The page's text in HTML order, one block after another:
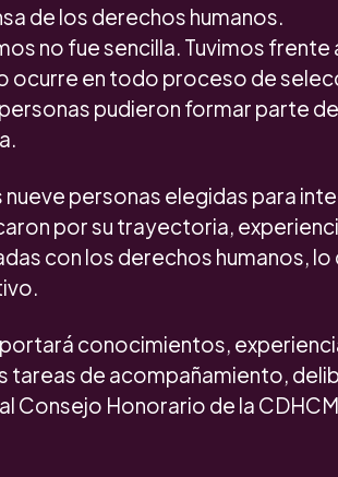
de los derechos humanos.
no fue sencilla. Tuvimos
ocurre en todo proceso de
pudieron formar parte
personas elegidas para
por su trayectoria,
con los derechos humanos, lo
conocimientos,
de acompañamiento,
Consejo Honorario de la